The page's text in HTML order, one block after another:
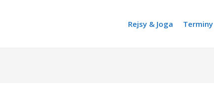
Rejsy & Joga Terminy